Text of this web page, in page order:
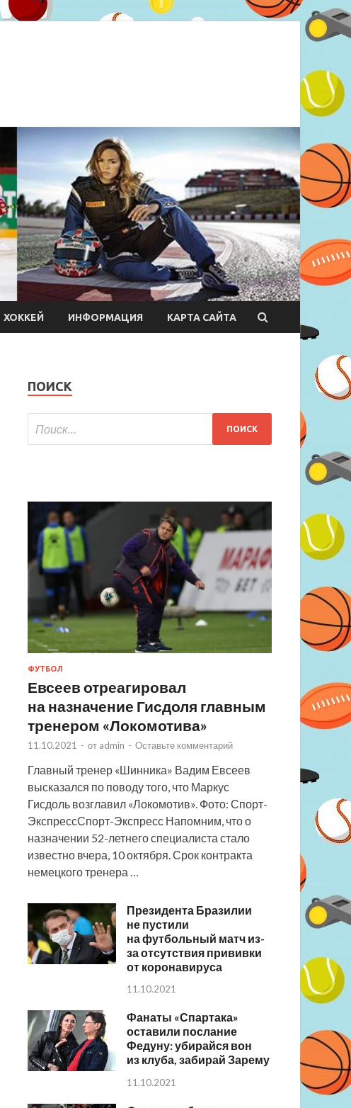
ХОККЕЙ ИНФОРМАЦИЯ КАРТА САЙТА
ПОИСК
ФУТБОЛ
Евсеев отреагировал
на назначение Гисдоля главным
тренером «Локомотива»
11.10.2021 - от admin - Оставьте комментарий
Главный тренер «Шинника» Вадим Евсеев
высказался по поводу того, что Маркус
Гисдоль возглавил «Локомотив». Фото: Спорт-
ЭкспрессСпорт-Экспресс Напомним, что о
назначении 52-летнего специалиста стало
известно вчера, 10 октября. Срок контракта
немецкого тренера …
Президента Бразилии
не пустили
на футбольный матч из-
за отсутствия прививки
от коронавируса
11.10.2021
Фанаты «Спартака»
оставили послание
Федуну: убирайся вон
из клуба, забирай Зарему
11.10.2021